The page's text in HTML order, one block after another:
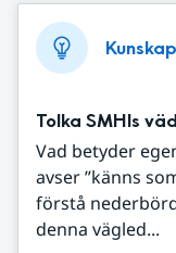
Tolka SMHIs
Vad betyder
avser ”känns
förstå
denna vägled...